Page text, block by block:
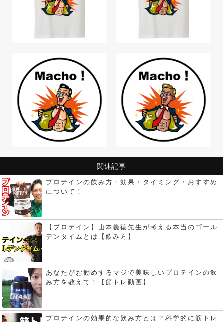
関連記事
プロテインの飲み方・効果・タイミング・おすすめ
について！
【プロテイン】山本義徳先生が考える本当のゴール
デンタイムとは【飲み方】
あなたがお勧めするマジで美味しいプロテインの飲
み方を教えて！【筋トレ動画】
プロテインの効果的な飲み方とは？科学的に筋トレ